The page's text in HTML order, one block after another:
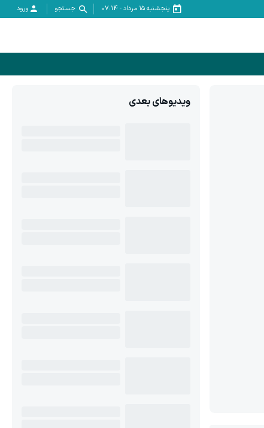
پنجشنبه ۱۵ مرداد -
07:14 جستجو ورود
ویدیوهای بعدی